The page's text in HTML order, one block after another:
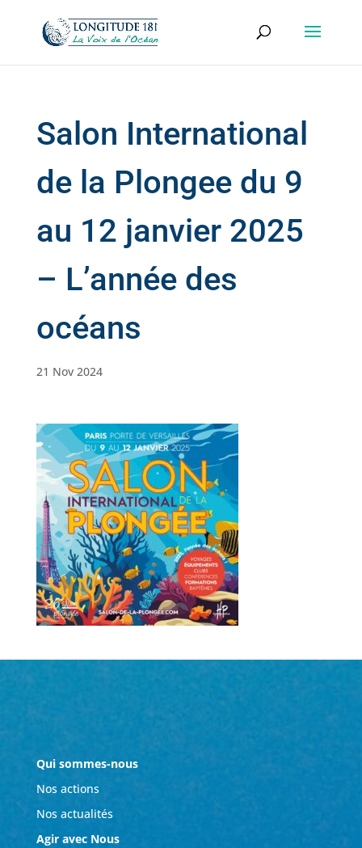
Salon International
de la Plongee du 9
au 12 janvier 2025
– L’année des
océans
21 Nov 2024
Qui sommes-nous
Nos actions
Nos actualités
Agir avec Nous